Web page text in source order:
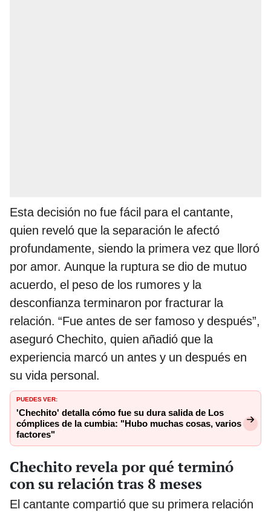
Esta decisión no fue fácil para el cantante,
quien reveló que la separación le afectó
profundamente, siendo la primera vez que lloró
por amor. Aunque la ruptura se dio de mutuo
acuerdo, el peso de los rumores y la
desconfianza terminaron por fracturar la
relación. “Fue antes de ser famoso y después”,
aseguró Chechito, quien añadió que la
experiencia marcó un antes y un después en
su vida personal.
PUEDES VER:
'Chechito' detalla cómo fue su dura salida de Los
cómplices de la cumbia: "Hubo muchas cosas, varios
factores"
Chechito revela por qué terminó
con su relación tras 8 meses
El cantante compartió que su primera relación